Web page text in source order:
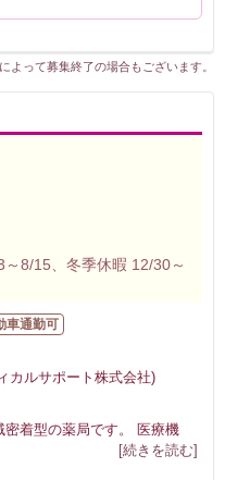
よって募集終了の場合もございます。
8/15、冬季休暇 12/30～
車通勤可
カルサポート株式会社)
着型の薬局です。 医療機
[続きを読む]